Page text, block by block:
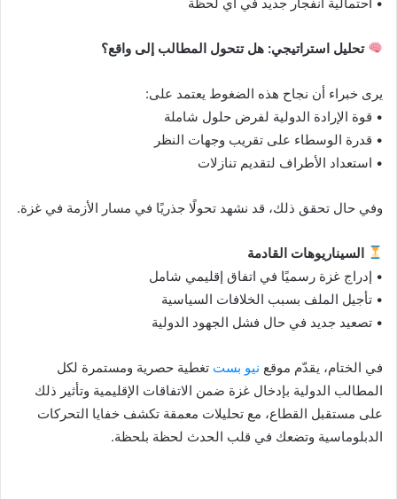
تحليل استراتيجي: هل تتحول المطالب إلى واقع؟
يرى خبراء أن نجاح هذه الضغوط يعتمد على:
• قوة الإرادة الدولية لفرض حلول شاملة
• قدرة الوسطاء على تقريب وجهات النظر
• استعداد الأطراف لتقديم تنازلات
وفي حال تحقق ذلك، قد نشهد تحولًا جذريًا في مسار الأزمة في غزة.
السيناريوهات القادمة
• إدراج غزة رسميًا في اتفاق إقليمي شامل
• تأجيل الملف بسبب الخلافات السياسية
• تصعيد جديد في حال فشل الجهود الدولية
في الختام، يقدّم موقع نيو بست تغطية حصرية ومستمرة لكل
المطالب الدولية بإدخال غزة ضمن الاتفاقات الإقليمية وتأثير ذلك
على مستقبل القطاع، مع تحليلات معمقة تكشف خفايا التحركات
الدبلوماسية وتضعك في قلب الحدث لحظة بلحظة.